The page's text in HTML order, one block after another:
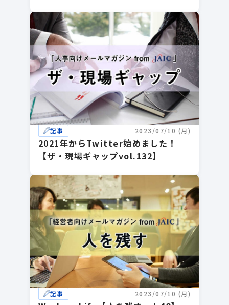
記事 2023/07/10 (月)
2021年からTwitter始めました！
【ザ・現場ギャップvol.132】
記事 2023/07/10 (月)